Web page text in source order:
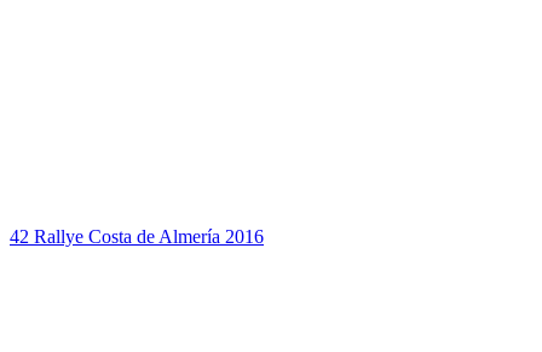
42 Rallye Costa de Almería 2016